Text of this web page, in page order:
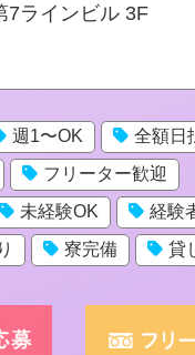
7ラインビル 3F
週1〜OK
全額日
フリーター歓迎
未経験OK
経験
寮完備 貸